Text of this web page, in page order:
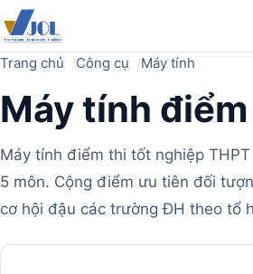
Trang chủ Công cụ Máy tính
Máy tính
Máy tính điểm thi tốt nghiệp
5 môn. Cộng điểm ưu tiên đối
cơ hội đậu các trường ĐH theo tổ